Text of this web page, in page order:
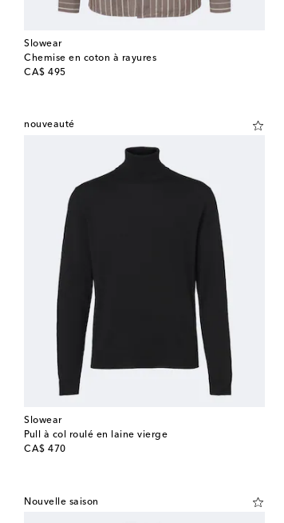
Slowear
Chemise en coton à rayures
CA$ 495
original price
nouveauté
Slowear
Pull à col roulé en laine vierge
CA$ 470
original price
Nouvelle saison